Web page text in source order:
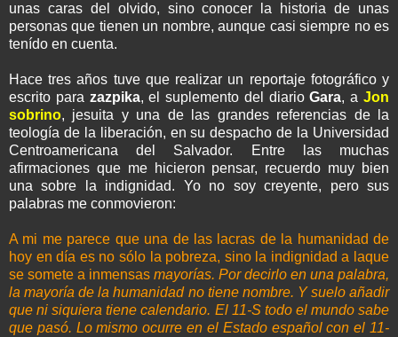
unas caras del olvido, sino conocer la historia de unas
personas que tienen un nombre, aunque casi siempre no es
tenído en cuenta.
Hace tres años tuve que realizar un reportaje fotográfico y
escrito para zazpika, el suplemento del diarioGara, aJon
sobrino, jesuita y una de las grandes referencias de la
teología de la liberación, en su despacho de la Universidad
Centroamericana del Salvador. Entre las muchas
afirmaciones que me hicieron pensar, recuerdo muy bien
una sobre la indignidad. Yo no soy creyente, pero sus
palabras me conmovieron:
A mi me parece que una de las lacras de la humanidad de
hoy en día es no sólo la pobreza, sino la indignidad a laque
se somete a inmensas mayorías. Por decirlo en una palabra,
la mayoría de la humanidad no tiene nombre. Y suelo añadir
que ni siquiera tiene calendario. El 11-S todo el mundo sabe
que pasó. Lo mismo ocurre en el Estado español con el 11-